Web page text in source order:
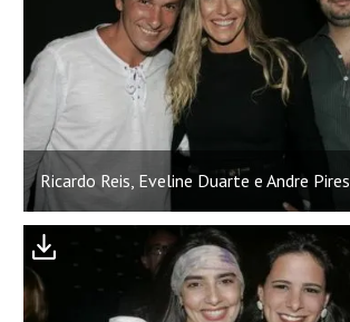
Ricardo Reis, Eveline Duarte e Andre Pires